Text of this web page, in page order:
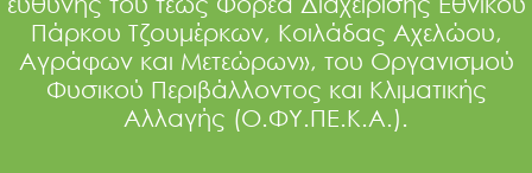
Πάρκου Τζουμέρκων, Κοιλάδας Αχελώου,
Αγράφων και Μετεώρων», του Οργανισμού
Φυσικού Περιβάλλοντος και Κλιματικής
Αλλαγής (Ο.ΦΥ.ΠΕ.Κ.Α.).